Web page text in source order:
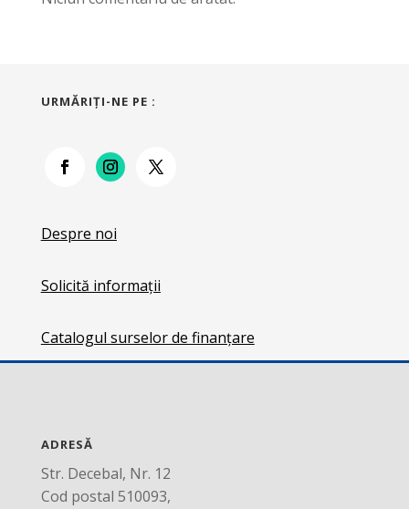
URMĂRIŢI-NE PE :
Despre noi
Solicită informații
Catalogul surselor de finanțare
ADRESĂ
Str. Decebal, Nr. 12
Cod postal 510093,